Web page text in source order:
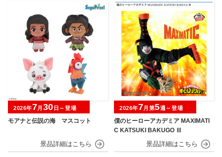
モアナと伝説の海 マスコット
2026年7月 30 日～登場
僕のヒーローアカデミア MAXIMATI
C KATSUKI BAKUGO Ⅲ
2026年7月第5週～登場